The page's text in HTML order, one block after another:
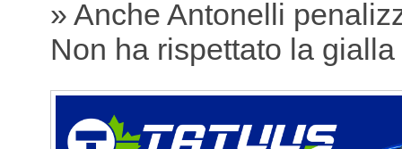
» Anche Antonelli
Non ha rispettato la gialla